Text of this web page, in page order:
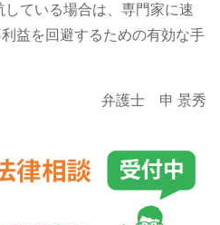
ている場合は、専門家に速
益を回避するための有効な手
弁護士 申 景秀